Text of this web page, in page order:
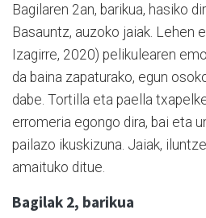
Bagilaren 2an, barikua, hasiko
Basauntz, auzoko jaiak. Lehen
Izagirre, 2020) pelikulearen
da baina zapaturako, egun
dabe. Tortilla eta paella
erromeria egongo dira, bai eta
pailazo ikuskizuna. Jaiak,
amaituko ditue.
Bagilak 2, barikua